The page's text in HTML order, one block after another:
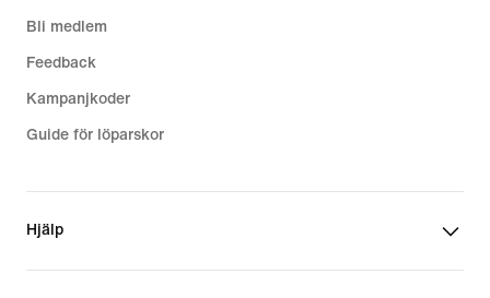
Bli medlem
Feedback
Kampanjkoder
Guide för löparskor
Hjälp